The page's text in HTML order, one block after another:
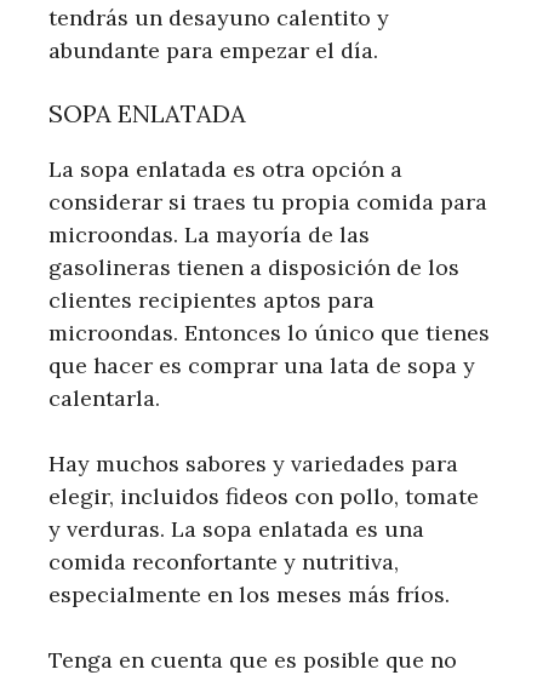
tendrás un desayuno calentito y
abundante para empezar el día.
SOPA ENLATADA
La sopa enlatada es otra opción a
considerar si traes tu propia comida para
microondas. La mayoría de las
gasolineras tienen a disposición de los
clientes recipientes aptos para
microondas. Entonces lo único que tienes
que hacer es comprar una lata de sopa y
calentarla.
Hay muchos sabores y variedades para
elegir, incluidos fideos con pollo, tomate
y verduras. La sopa enlatada es una
comida reconfortante y nutritiva,
especialmente en los meses más fríos.
Tenga en cuenta que es posible que no